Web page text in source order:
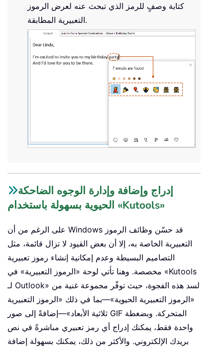
كتابة وصفٍ للرمز الذي تبحث عنه لعرض الرموز
التعبيرية المطابقة.
إدراج وإضافة وإدارة الوجوه الضاحكة
الحيوية بسهولة باستخدام «Kutools»
على الرغم من أن Windows قد حسّن وظائف الرموز
التعبيرية الخاصة به، إلا أن بعض القيود لا تزال قائمة، مثل
التصاميم البسيطة وعدم إمكانية إنشاء رموز تعبيرية
مخصصة. وهنا تأتي لوحة «الرموز التعبيرية» في «Kutools
لـ Outlook» لسد هذه الفجوة، حيث توفّر مجموعة غنية من
«الرموز التعبيرية الحيوية»—بما في ذلك «الرموز التعبيرية
ثلاثية الأبعاد»—إضافةً إلى صور GIF المتحركة. وبضغطة
واحدة فقط، يمكنك إدراج أي رمز تعبيري مباشرةً في نص
بريدك الإلكتروني. والأكثر من ذلك، يمكنك بسهولة إضافة